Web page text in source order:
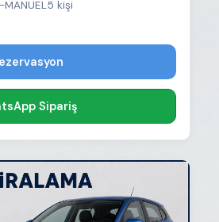
MANUEL5 kişi
Sipariş